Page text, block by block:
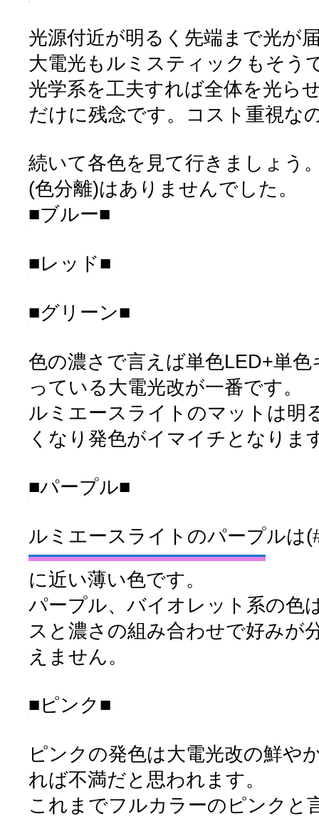
光源付近が明るく先端まで光が
大電光もルミスティックもそう
光学系を工夫すれば全体を光ら
だけに残念です。コスト重視な
続いて各色を見て行きましょう
(色分離)はありませんでした。
■ブルー■
■レッド■
■グリーン■
色の濃さで言えば単色LED+単
っている大電光改が一番です。
ルミエースライトのマットは明
くなり発色がイマイチとなりま
■パープル■
ルミエースライトのパープルは
に近い薄い色です。
パープル、バイオレット系の色
スと濃さの組み合わせで好みが
えません。
■ピンク■
ピンクの発色は大電光改の鮮や
れば不満だと思われます。
これまでフルカラーのピンクと